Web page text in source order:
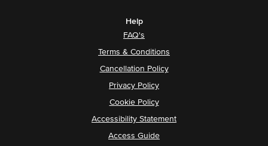
Help
FAQ's
Terms & Conditions
Cancellation Policy
Privacy Policy
Cookie Policy
Accessibility Statement
Access Guide